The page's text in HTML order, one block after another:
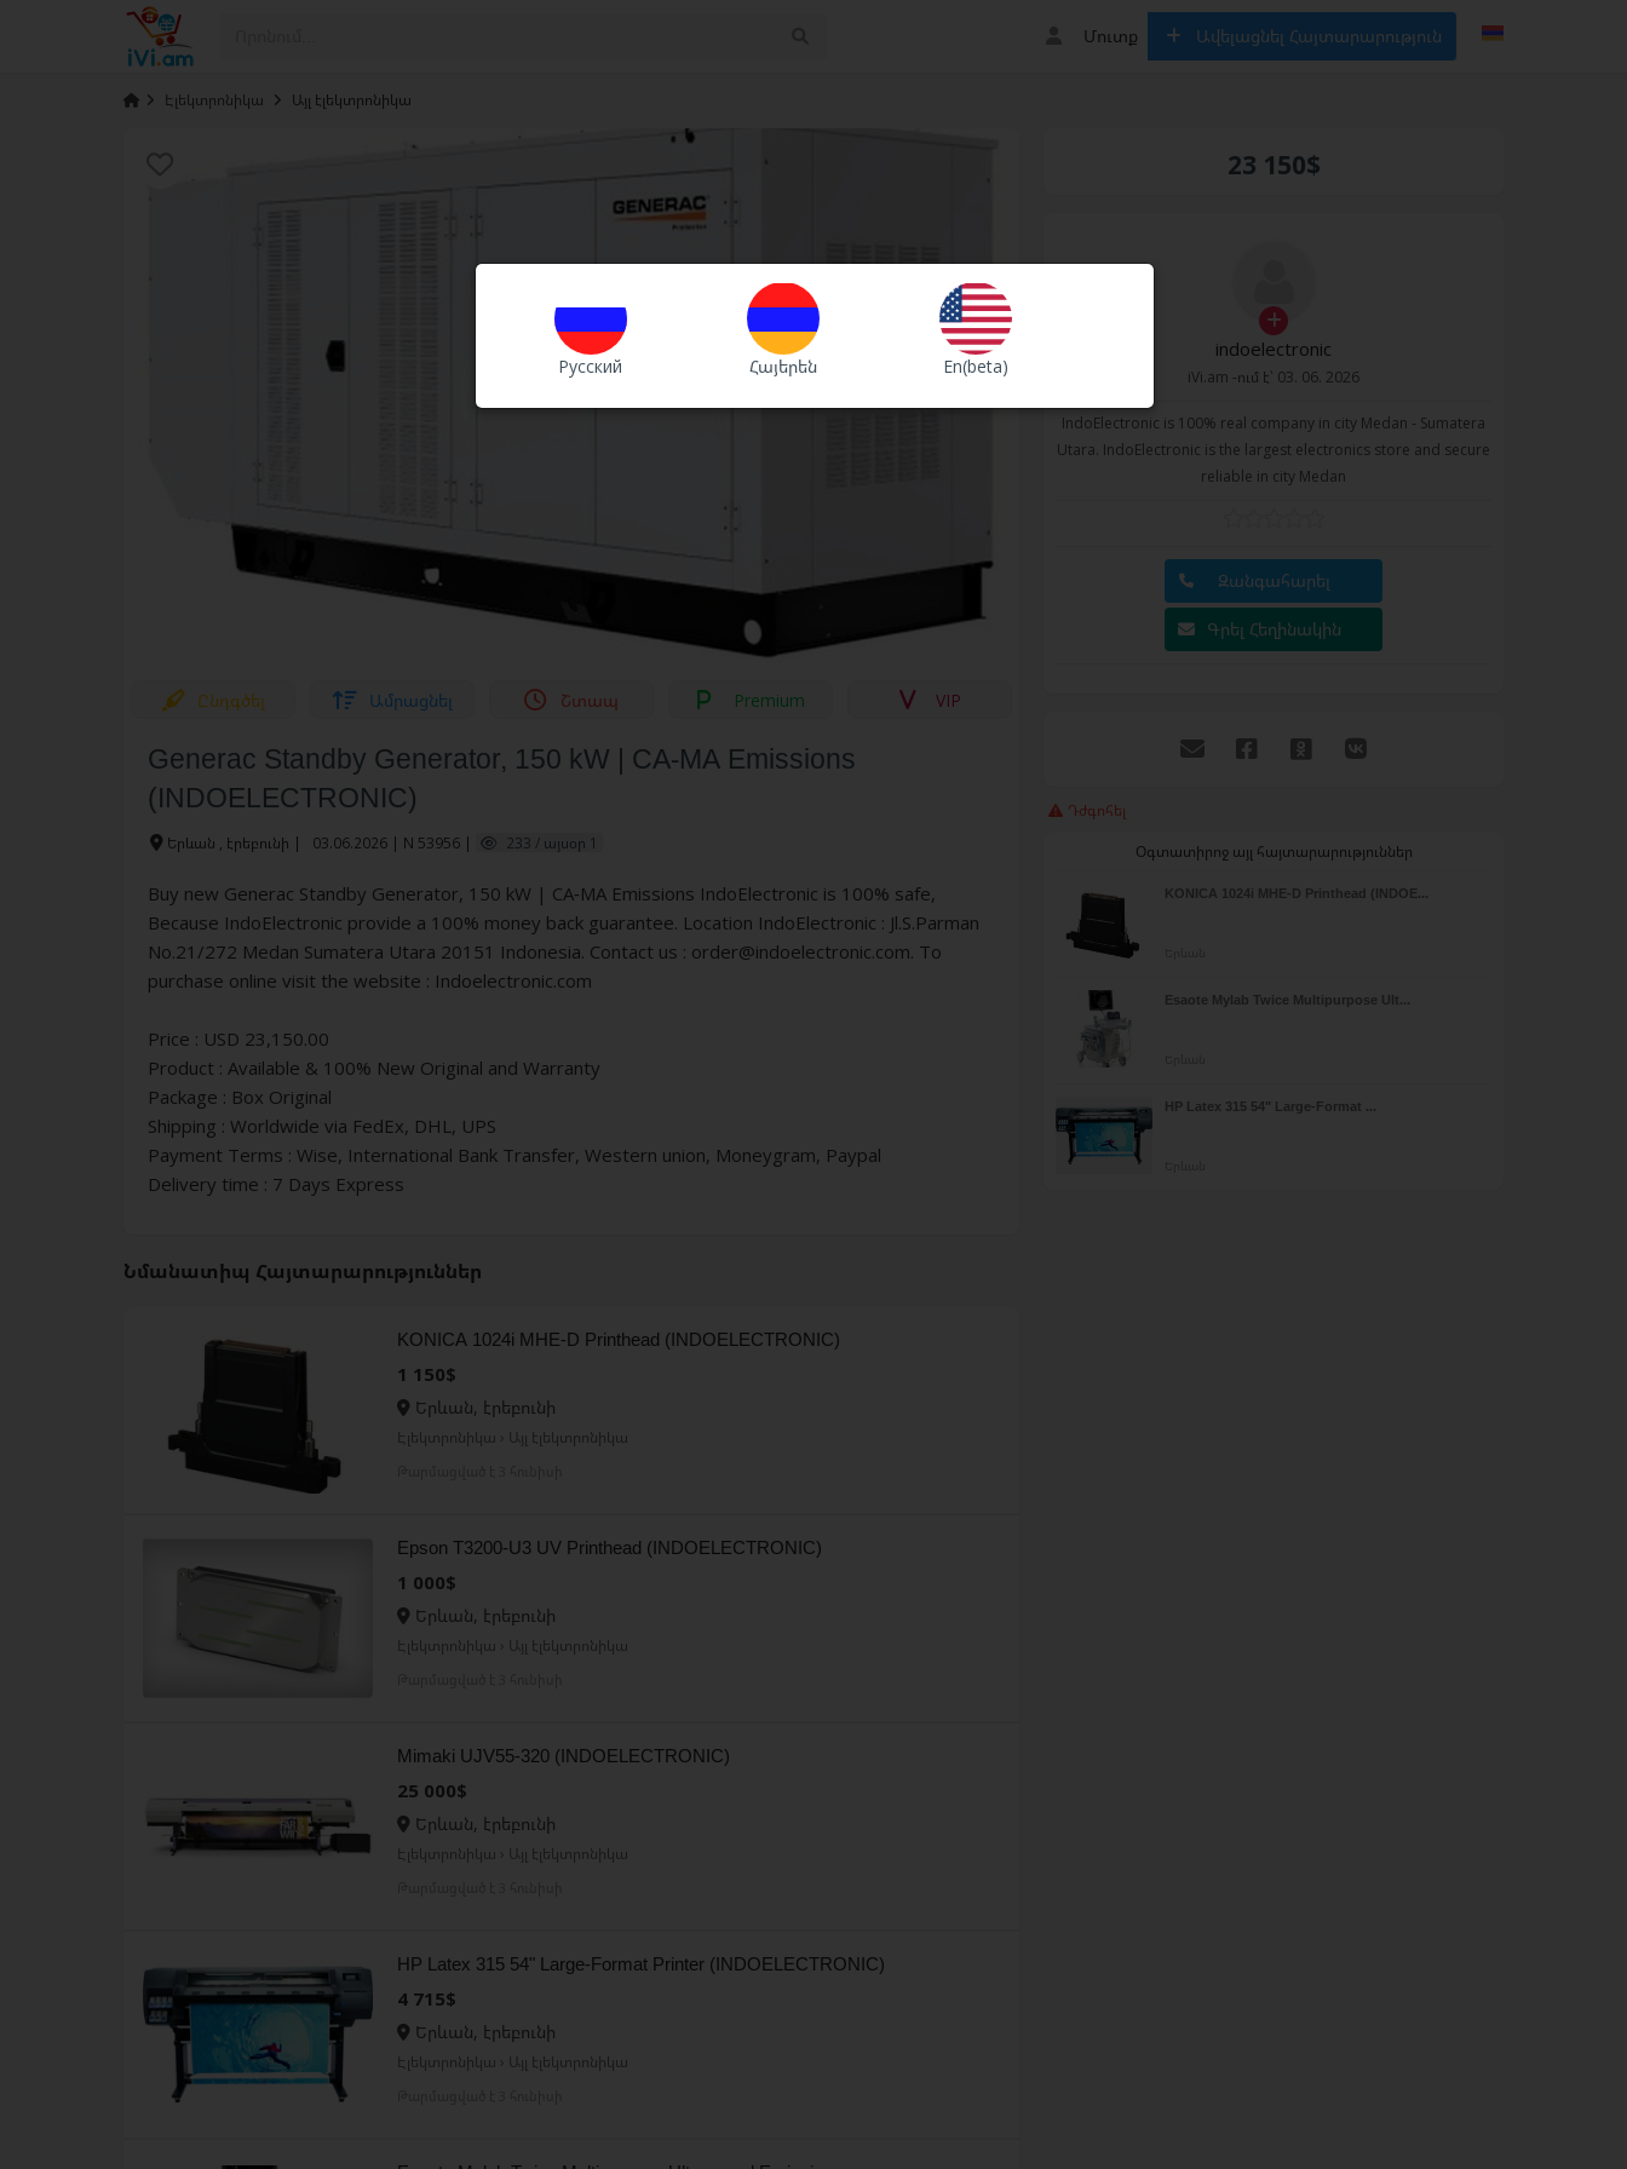
Русский Հայերեն En(beta)
Մուտք Ավելացնել Հայտարարություն
Էլեկտրոնիկա Այլ էլեկտրոնիկա
Ընդգծել Ամրացնել Շտապ Premium VIP
Generac Standby Generator, 150 kW | CA-MA Emissions
(INDOELECTRONIC)
Երևան , էրեբունի | 03.06.2026 | N 53956 | 233 / այսօր 1
Buy new Generac Standby Generator, 150 kW | CA-MA Emissions IndoElectronic is 100% safe,
Because IndoElectronic provide a 100% money back guarantee. Location IndoElectronic : Jl.S.Parman
No.21/272 Medan Sumatera Utara 20151 Indonesia. Contact us : order@indoelectronic.com. To
purchase online visit the website : Indoelectronic.com
Price : USD 23,150.00
Product : Available & 100% New Original and Warranty
Package : Box Original
Shipping : Worldwide via FedEx, DHL, UPS
Payment Terms : Wise, International Bank Transfer, Western union, Moneygram, Paypal
Delivery time : 7 Days Express
Նմանատիպ Հայտարարություններ
KONICA 1024i MHE-D Printhead (INDOELECTRONIC)
1 150$
Երևան, էրեբունի
Էլեկտրոնիկա › Այլ էլեկտրոնիկա
Epson T3200-U3 UV Printhead (INDOELECTRONIC)
1 000$
Երևան, էրեբունի
Էլեկտրոնիկա › Այլ էլեկտրոնիկա
Mimaki UJV55-320 (INDOELECTRONIC)
25 000$
Երևան, էրեբունի
Էլեկտրոնիկա › Այլ էլեկտրոնիկա
HP Latex 315 54" Large-Format Printer (INDOELECTRONIC)
4 715$
Երևան, էրեբունի
Էլեկտրոնիկա › Այլ էլեկտրոնիկա
23 150$
indoelectronic
iVi.am -ում է՝ 03. 06. 2026
IndoElectronic is 100% real company in city Medan - Sumatera
Utara. IndoElectronic is the largest electronics store and secure
reliable in city Medan
Զանգահարել
Գրել Հեղինակին
Դժգոհել
Օգտատիրոջ այլ հայտարարություններ
KONICA 1024i MHE-D Printhead (INDOE...
Esaote Mylab Twice Multipurpose Ult...
HP Latex 315 54" Large-Format ...